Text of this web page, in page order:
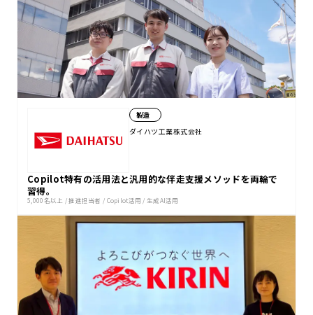
製造
ダイハツ工業株式会社
Copilot特有の活用法と汎用的な伴走支援メソッドを両輪で
習得。
5,000名以上 /推進担当者 / Copilot活用 / 生成AI活用